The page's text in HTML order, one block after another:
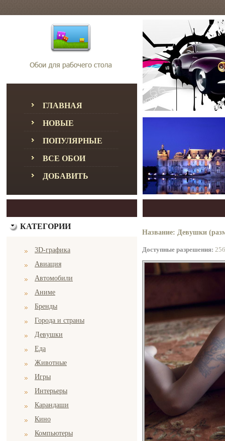
ГЛАВНАЯ
НОВЫЕ
ПОПУЛЯРНЫЕ
ВСЕ ОБОИ
ДОБАВИТЬ
КАТЕГОРИИ
3D-графика
Авиация
Автомобили
Аниме
Бренды
Города и страны
Девушки
Еда
Животные
Игры
Интерьеры
Карандаши
Кино
Компьютеры
Название: Девушки
Доступные разрешения: